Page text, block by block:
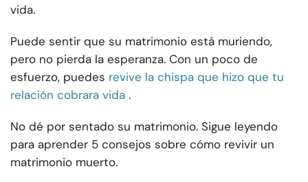
vida.
Puede sentir que su matrimonio está muriendo,
pero no pierda la esperanza. Con un poco de
esfuerzo, puedes revive la chispa que hizo que tu
relación cobrara vida .
No dé por sentado su matrimonio. Sigue leyendo
para aprender 5 consejos sobre cómo revivir un
matrimonio muerto.